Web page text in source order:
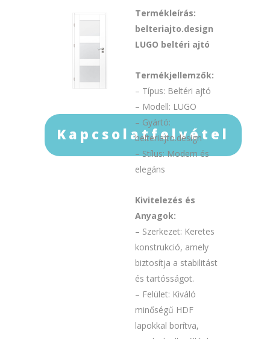
Kapcsolatfelvétel
Termékleírás:
belteriajto.design
LUGO beltéri ajtó
Termékjellemzők:
– Típus: Beltéri ajtó
– Modell: LUGO
– Gyártó:
belteriajto.design
– Stílus: Modern és
elegáns
Kivitelezés és
Anyagok:
– Szerkezet: Keretes
konstrukció, amely
biztosítja a stabilitást
és tartósságot.
– Felület: Kiváló
minőségű HDF
lapokkal borítva,